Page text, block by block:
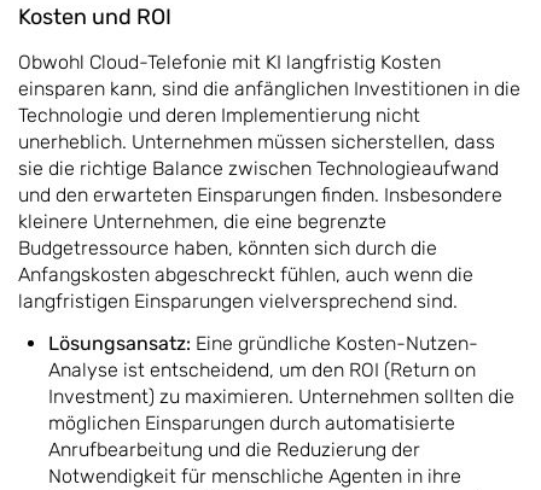
Kosten und ROI
Obwohl Cloud-Telefonie mit KI langfristig Kosten
einsparen kann, sind die anfänglichen Investitionen in die
Technologie und deren Implementierung nicht
unerheblich. Unternehmen müssen sicherstellen, dass
sie die richtige Balance zwischen Technologieaufwand
und den erwarteten Einsparungen finden. Insbesondere
kleinere Unternehmen, die eine begrenzte
Budgetressource haben, könnten sich durch die
Anfangskosten abgeschreckt fühlen, auch wenn die
langfristigen Einsparungen vielversprechend sind.
Lösungsansatz: Eine gründliche Kosten-Nutzen-
Analyse ist entscheidend, um den ROI (Return on
Investment) zu maximieren. Unternehmen sollten die
möglichen Einsparungen durch automatisierte
Anrufbearbeitung und die Reduzierung der
Notwendigkeit für menschliche Agenten in ihre